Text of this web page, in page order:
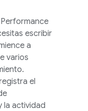
Performance
escribir
a
varios
el
la actividad